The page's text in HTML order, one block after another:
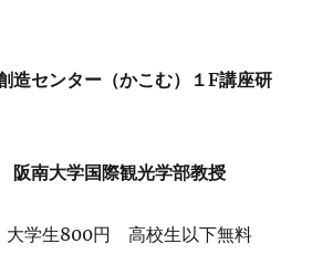
造センター（かこむ）１F講座研
南大学国際観光学部教授
学生800円 高校生以下無料